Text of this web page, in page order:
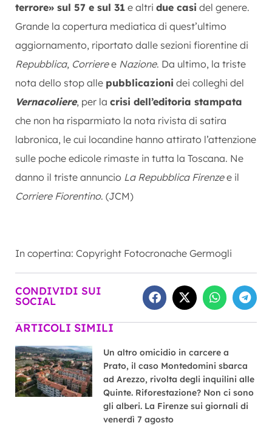
terrore» sul 57 e sul 31 e altri due casi del genere.
Grande la copertura mediatica di quest’ultimo
aggiornamento, riportato dalle sezioni fiorentine di
Repubblica, Corrieree Nazione. Da ultimo, la triste
nota dello stop alle pubblicazioni dei colleghi del
Vernacoliere, per la crisi dell’editoria stampata
che non ha risparmiato la nota rivista di satira
labronica, le cui locandine hanno attirato l’attenzione
sulle poche edicole rimaste in tutta la Toscana. Ne
danno il triste annuncio La Repubblica Firenzee il
Corriere Fiorentino. (JCM)
In copertina: Copyright Fotocronache Germogli
CONDIVIDI SUI
SOCIAL
ARTICOLI SIMILI
Un altro omicidio in carcere a
Prato, il caso Montedomini sbarca
ad Arezzo, rivolta degli inquilini alle
Quinte. Riforestazione? Non ci sono
gli alberi. La Firenze sui giornali di
venerdì 7 agosto